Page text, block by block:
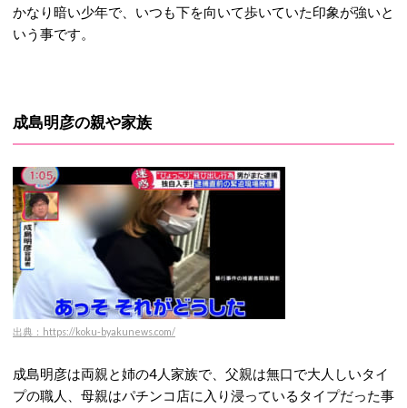
かなり暗い少年で、いつも下を向いて歩いていた印象が強いと
いう事です。
成島明彦の親や家族
出典：https://koku-byakunews.com/
成島明彦は両親と姉の4人家族で、父親は無口で大人しいタイ
プの職人、母親はパチンコ店に入り浸っているタイプだった事